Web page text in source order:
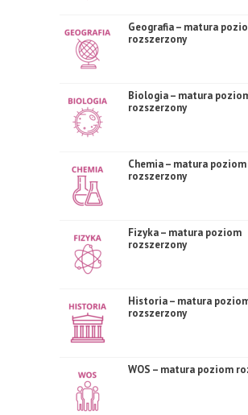
Geografia – matura
rozszerzony
Biologia – matura
rozszerzony
Chemia – matura poziom
rozszerzony
Fizyka – matura poziom
rozszerzony
Historia – matura
rozszerzony
WOS – matura poziom